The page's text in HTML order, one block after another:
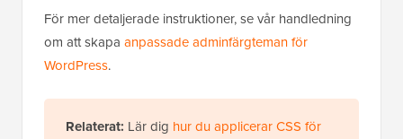
För mer detaljerade instruktioner, se vår handledning
om att skapa anpassade adminfärgteman för
WordPress.
Relaterat: Lär dig hur du applicerar CSS för